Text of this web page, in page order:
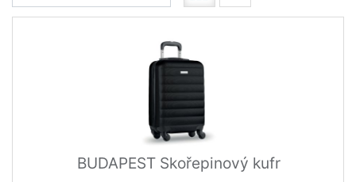
BUDAPEST Skořepinový kufr